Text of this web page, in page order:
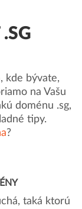
kde bývate,
na Vašu
doménu .sg,
tipy.
?
taká ktorú